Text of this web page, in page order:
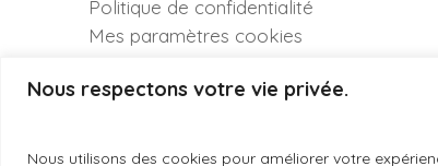
Nous respectons votre vie privée.
Nous utilisons des cookies pour améliorer votre
Politique de confidentialité
Mes paramètres cookies